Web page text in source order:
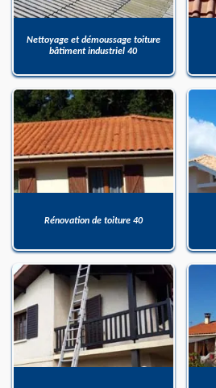
Nettoyage et démoussage toiture
bâtiment industriel 40
Rénovation de toiture 40